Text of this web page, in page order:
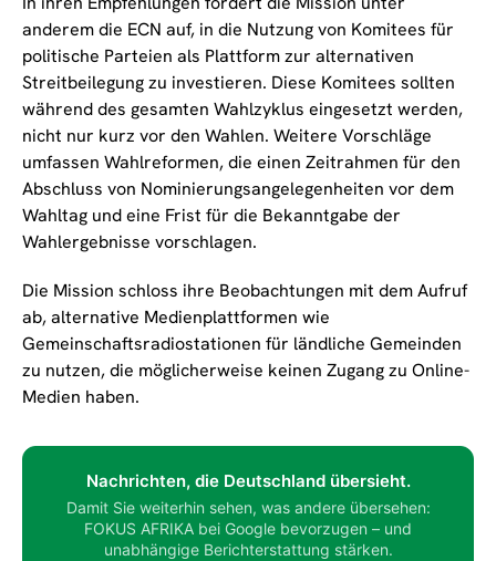
anderem die ECN auf, in die Nutzung von Komitees für
politische Parteien als Plattform zur alternativen
Streitbeilegung zu investieren. Diese Komitees sollten
während des gesamten Wahlzyklus eingesetzt werden,
nicht nur kurz vor den Wahlen. Weitere Vorschläge
umfassen Wahlreformen, die einen Zeitrahmen für den
Abschluss von Nominierungsangelegenheiten vor dem
Wahltag und eine Frist für die Bekanntgabe der
Wahlergebnisse vorschlagen.
Die Mission schloss ihre Beobachtungen mit dem Aufruf
ab, alternative Medienplattformen wie
Gemeinschaftsradiostationen für ländliche Gemeinden
zu nutzen, die möglicherweise keinen Zugang zu Online-
Medien haben.
Nachrichten, die Deutschland übersieht.
Damit Sie weiterhin sehen, was andere übersehen:
FOKUS AFRIKA bei Google bevorzugen – und
unabhängige Berichterstattung stärken.